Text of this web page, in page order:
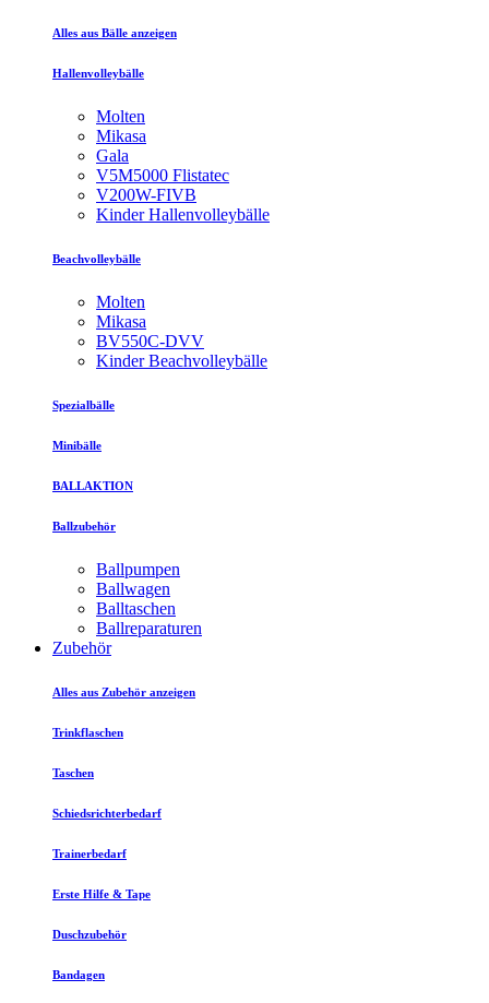
Alles aus Bälle anzeigen
Hallenvolleybälle
Molten
Mikasa
Gala
V5M5000 Flistatec
V200W-FIVB
Kinder Hallenvolleybälle
Beachvolleybälle
Molten
Mikasa
BV550C-DVV
Kinder Beachvolleybälle
Spezialbälle
Minibälle
BALLAKTION
Ballzubehör
Ballpumpen
Ballwagen
Balltaschen
Ballreparaturen
Zubehör
Alles aus Zubehör anzeigen
Trinkflaschen
Taschen
Schiedsrichterbedarf
Trainerbedarf
Erste Hilfe & Tape
Duschzubehör
Bandagen